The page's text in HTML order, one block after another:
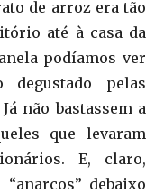
de arroz era tão
até à casa da
podíamos ver
degustado pelas
não bastassem a
que levaram
E, claro,
debaixo